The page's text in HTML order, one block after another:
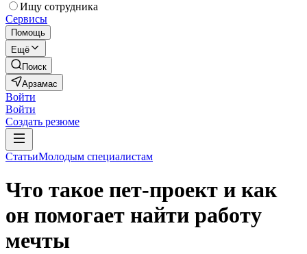
Ищу сотрудника
Сервисы
Помощь
Ещё
Поиск
Арзамас
Войти
Войти
Создать резюме
СтатьиМолодым специалистам
Что такое пет-проект и как
он помогает найти работу
мечты